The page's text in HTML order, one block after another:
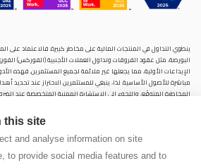
this site
and analyse information on site
to provide social media features and to
ينطوي التداول في المنتجات المالية على مخاطر كبيرة. فالاعتماد على
البورصة، مثل عقود الفروقات وتداول العملات الأجنبية (الفوركس)
الإيداعات الأولية، مما يجعلها غير ملائمة لجميع المستثمرين. فهذه
مباشرة للأصول الأساسية. لذا، ينبغي للمستثمرين الاحتراز عند تحديد
المخاطرة المتوقَع، واللجوء إلى الاستشارة المهنية المتخصصة عند
الأسواق الدولية، وتداول المشتقات المالية والعملات المتاحة
بالإضافة إلى تقديم الخدمات الاستشارية والترويجية. تأسست الشركة